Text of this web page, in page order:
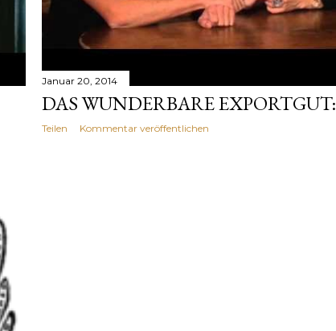
Januar 20, 2014
DAS WUNDERBARE EXPORTGUT:
Teilen Kommentar veröffentlichen